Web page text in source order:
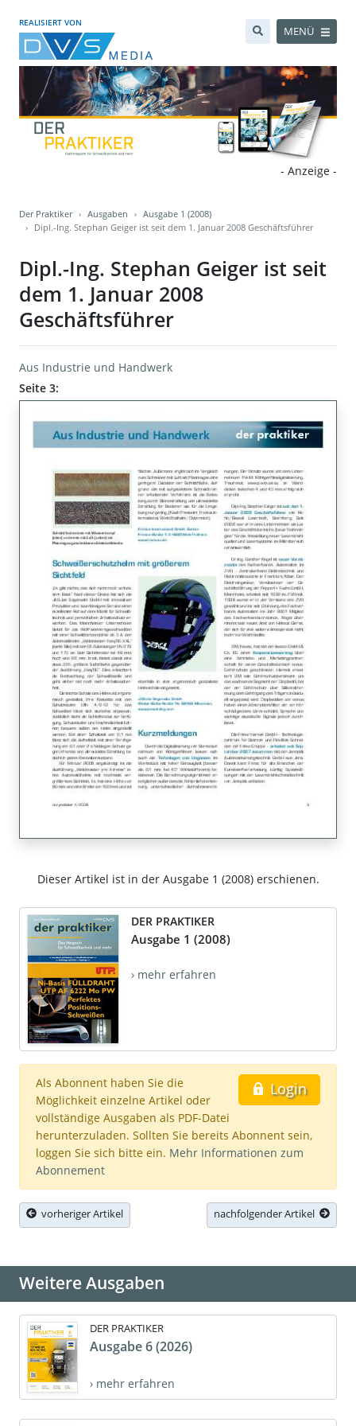
REALISIERT VON
MENÜ
- Anzeige -
Der Praktiker Ausgaben
Ausgabe 1 (2008)
Dipl.-Ing. Stephan Geiger ist seit dem 1. Januar 2008 Geschäftsführer
Dipl.-Ing. Stephan Geiger ist seit
dem 1. Januar 2008
Geschäftsführer
Aus Industrie und Handwerk
Seite 3:
Dieser Artikel ist in der Ausgabe 1 (2008) erschienen.
DER PRAKTIKER
Ausgabe 1 (2008)
› mehr erfahren
Login
Als Abonnent haben Sie die
Möglichkeit einzelne Artikel oder
vollständige Ausgaben als PDF-Datei
herunterzuladen. Sollten Sie bereits Abonnent sein,
loggen Sie sich bitte ein. Mehr Informationen zum
Abonnement
vorheriger Artikel nachfolgender Artikel
Weitere Ausgaben
DER PRAKTIKER
Ausgabe 6 (2026)
› mehr erfahren